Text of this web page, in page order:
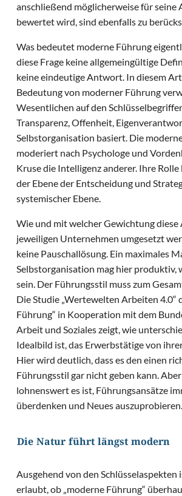
anschließend möglicherweise für seine
bewertet wird, sind ebenfalls zu
Was bedeutet moderne Führung
diese Frage keine allgemeingültige
keine eindeutige Antwort. In diesem
Bedeutung von moderner Führung
Wesentlichen auf den
Transparenz, Offenheit,
Selbstorganisation basiert. Die
moderiert nach Psychologe und
Kruse die Intelligenz anderer. Ihre
der Ebene der Entscheidung und
systemischer Ebene.
Wie und mit welcher Gewichtung diese
jeweiligen Unternehmen umgesetzt
keine Pauschallösung. Ein maximales
Selbstorganisation mag hier produktiv,
sein. Der Führungsstil muss zum
Die Studie „Wertewelten Arbeiten 4.0“
Führung“ in Kooperation mit dem
Arbeit und Soziales zeigt, wie
Idealbild ist, das Erwerbstätige von
Hier wird deutlich, dass es den einen
Führungsstil gar nicht geben kann.
lohnenswert es ist, Führungsansätze
überdenken und Neues auszuprobieren.
Die Natur führt längst modern
Ausgehend von den Schlüsselaspekten
erlaubt, ob „moderne Führung“